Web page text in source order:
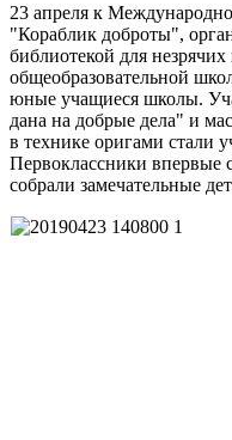
23 апреля к
"Кораблик доброты",
библиотекой для
общеобразовательной
юные учащиеся школы.
дана на добрые дела" и
в технике оригами стали
Первоклассники впервые
собрали замечательные